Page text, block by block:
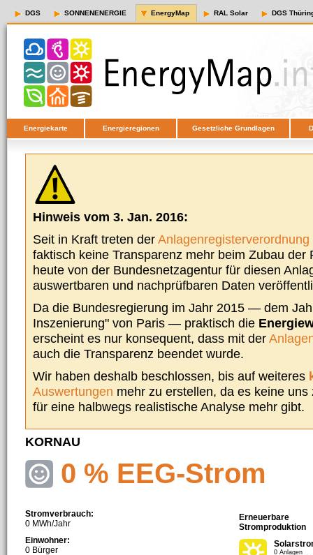
DGS SONNENENERGIE EnergyMap RAL Solar DGS
Energiekarte Energieregionen Gesetzliche Grundlagen
Hinweis vom 3. Jan. 2016:
Seit in Kraft treten derAnlagenregisterverordnung
faktisch keine Transparenz mehr beim Zubau der
heute von der Bundesnetzagentur für diesen
auswertbaren und nachprüfbaren Daten
Da die Bundesregierung im Jahr 2015 — dem
Inszenierung" von Paris — praktisch die
erscheint es nur konsequent, dass mit der
auch die Transparenz beendet wurde.
Wir haben deshalb beschlossen, bis auf weiteres
Auswertungen mehr zu erstellen, da es keine
für eine halbwegs realistische Analyse mehr gibt.
KORNAU
0 % EEG-Strom
Stromverbrauch:
0 MWh/Jahr
Einwohner:
0 Bürger
Erneuerbare
Stromproduktion
0 Anlagen